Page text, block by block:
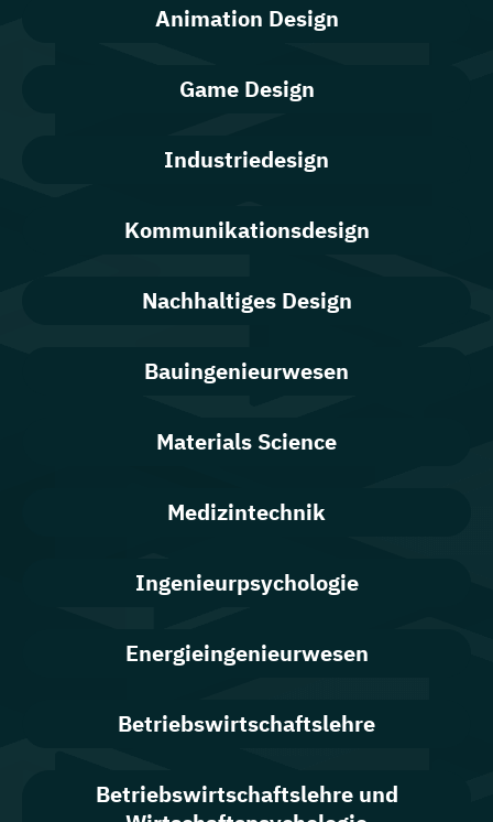
Animation Design
Game Design
Industriedesign
Kommunikationsdesign
Nachhaltiges Design
Bauingenieurwesen
Materials Science
Medizintechnik
Ingenieurpsychologie
Energieingenieurwesen
Betriebswirtschaftslehre
Betriebswirtschaftslehre und